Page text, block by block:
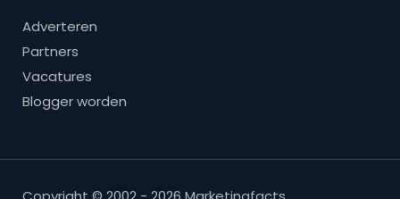
Adverteren
Partners
Vacatures
Blogger worden